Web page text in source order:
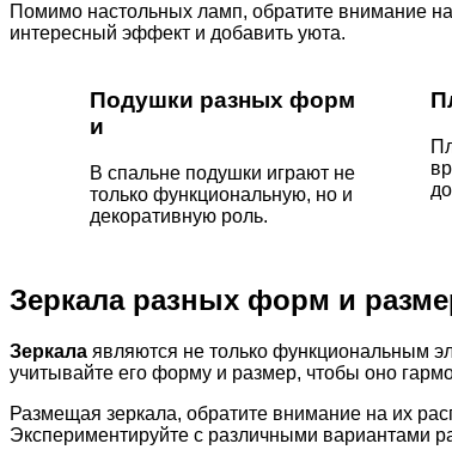
Помимо настольных ламп, обратите внимание на
интересный эффект и добавить уюта.
Подушки разных форм
и
В спальне подушки играют не
только функциональную, но и
декоративную роль.
Зеркала разных форм и
Зеркала являются не только функциональным
учитывайте его форму и размер, чтобы оно
Размещая зеркала, обратите внимание на их
Экспериментируйте с различными вариантами